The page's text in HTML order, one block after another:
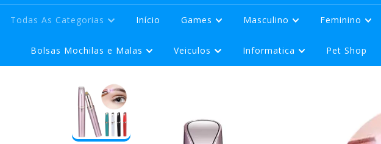
Todas As Categorias Início Games Masculino Feminino
Bolsas Mochilas e Malas Veiculos Informatica Pet Shop